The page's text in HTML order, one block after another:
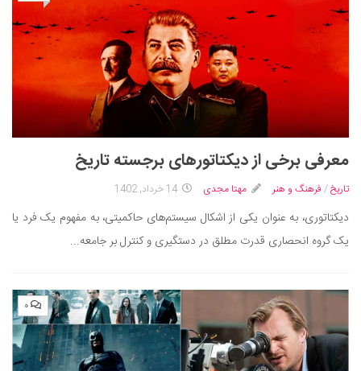
معرفی برخی از دیکتاتورهای برجسته تاریخ
تاریخ/ فرهنگ و هنر مهتا مجدی 14 خرداد, 1402
دیکتاتوری، به عنوان یکی از اشکال سیستم‌های حاکمیتی، به مفهوم یک فرد یا
یک گروه انحصاری قدرت مطلق در دستگیری و کنترل بر جامعه...
۰